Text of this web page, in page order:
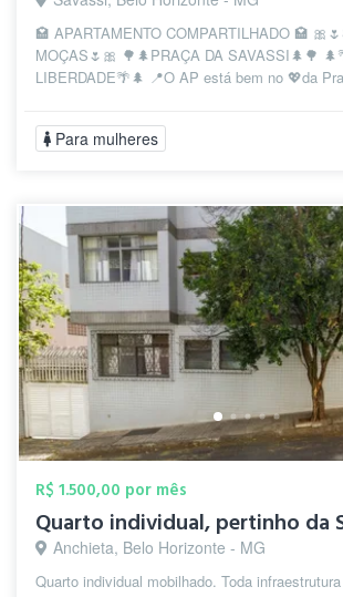
🏩 APARTAMENTO COMPARTILHADO 🏩
MOÇAS🌷🎀 🌳🌲PRAÇA DA SAVASSI🌲🌳
LIBERDADE🌴🌲 📍O AP está bem no 💖da
Para mulheres
R$ 1.500,00 por mês
Quarto individual, pertinho da
Anchieta, Belo Horizonte - MG
Quarto individual mobilhado. Toda